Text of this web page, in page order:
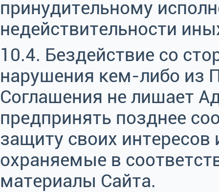
принудительному
недействительности
10.4. Бездействие со
нарушения кем-либо из
Соглашения не лишает
предпринять позднее
защиту своих
охраняемые в
материалы Сайта.